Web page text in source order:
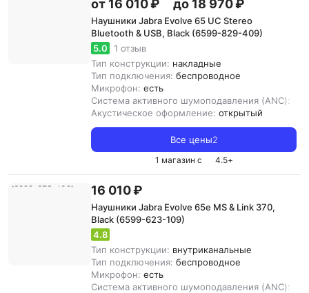
от 16 010 ₽ до 18 970 ₽
Наушники Jabra Evolve 65 UC Stereo
Bluetooth & USB, Black (6599-829-409)
5.0
1 отзыв
Тип конструкции: накладные
Тип подключения: беспроводное
Микрофон: есть
Система активного шумоподавления (ANC):
Акустическое оформление: открытый
Все цены2
1 магазин с 4.5+
16 010 ₽
Наушники Jabra Evolve 65e MS & Link 370,
Black (6599-623-109)
4.8
Тип конструкции: внутриканальные
Тип подключения: беспроводное
Микрофон: есть
Система активного шумоподавления (ANC):